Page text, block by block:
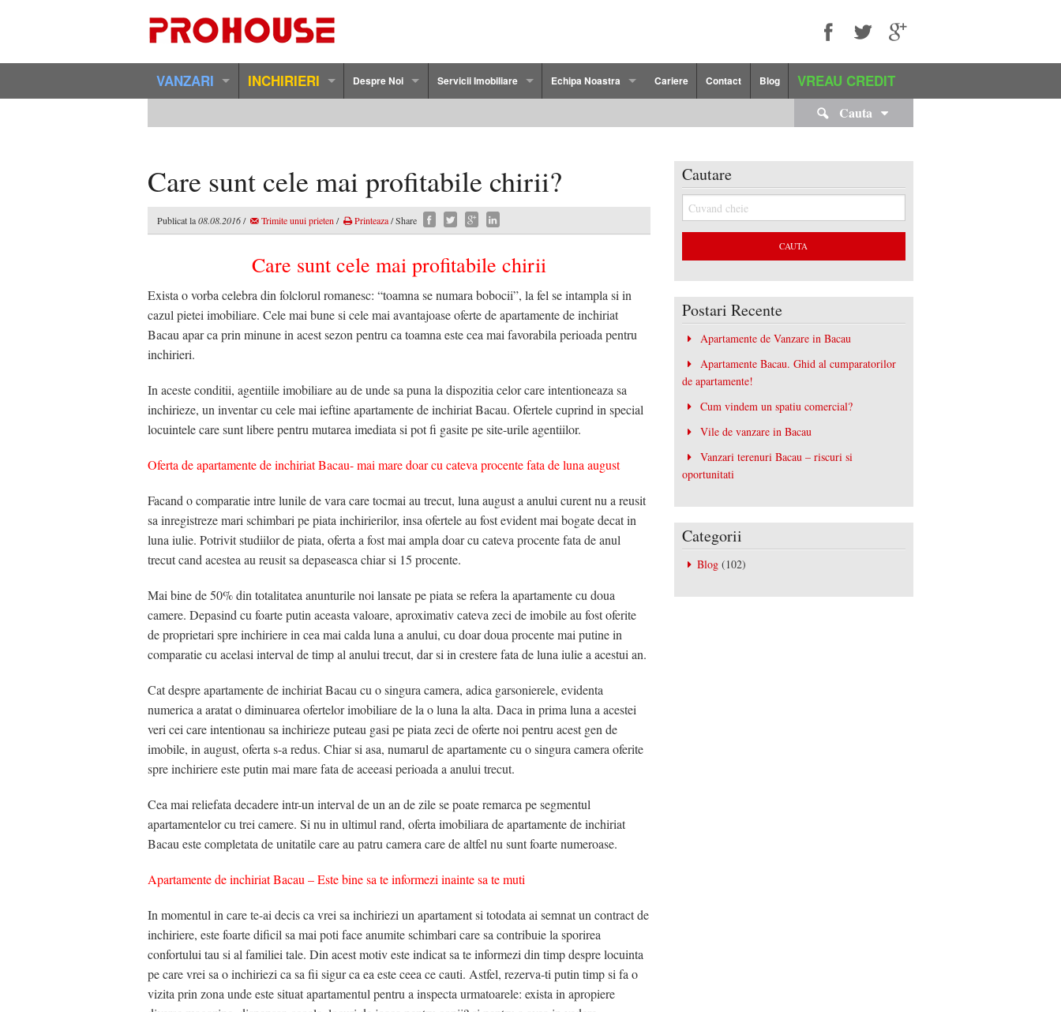
VANZARI
Vanzari Apartamente 2 Camere Bacau
Vanzari Apartamente 3 Camere Bacau
Vanzari Apartamente 4 Camere Bacau
Vanzari Apartamente Duplex Bacau
Vanzari Apartamente Speciale Bacau
Vanzari Spatii Birouri Bacau
Vanzari Spatii Comerciale Bacau
Vanzari Hale / Depozite / Spatii Industriale Bacau
Vanzari Terenuri Agricole Bacau
Vanzari Terenuri Constructii Bacau
INCHIRIERI
Inchirieri Apartamente 2 Camere Bacau
Inchirieri Apartamente 3 Camere Bacau
Inchirieri Apartamente 4 Camere Bacau
Inchirieri Apartamente Duplex Bacau
Inchirieri Case / Vile Bacau
Inchirieri Spatii Comerciale Bacau
Inchirieri Hale / Depozite / Spatii Industriale Bacau
Inchirieri Terenuri Constructii Bacau
Despre Noi Servicii Imobiliare
Dezvoltatorilor Imobiliari
Echipa Noastra
Marian Duta
Cristian Protopopescu
Cariere Contact Blog VREAU CREDIT
Cauta
Care sunt cele mai profitabile chirii?
Publicat la08.08.2016/ Trimite unui prieten / Printeaza / Share
Care sunt cele mai profitabile chirii
Exista o vorba celebra din folclorul romanesc: “toamna se numara bobocii”, la fel se intampla si in
cazul pietei imobiliare. Cele mai bune si cele mai avantajoase oferte de apartamente de inchiriat
Bacau apar ca prin minune in acest sezon pentru ca toamna este cea mai favorabila perioada pentru
inchirieri.
In aceste conditii, agentiile imobiliare au de unde sa puna la dispozitia celor care intentioneaza sa
inchirieze, un inventar cu cele mai ieftine apartamente de inchiriat Bacau. Ofertele cuprind in special
locuintele care sunt libere pentru mutarea imediata si pot fi gasite pe site-urile agentiilor.
Oferta de apartamente de inchiriat Bacau- mai mare doar cu cateva procente fata de luna august
Facand o comparatie intre lunile de vara care tocmai au trecut, luna august a anului curent nu a reusit
sa inregistreze mari schimbari pe piata inchirierilor, insa ofertele au fost evident mai bogate decat in
luna iulie. Potrivit studiilor de piata, oferta a fost mai ampla doar cu cateva procente fata de anul
trecut cand acestea au reusit sa depaseasca chiar si 15 procente.
Mai bine de 50% din totalitatea anunturile noi lansate pe piata se refera la apartamente cu doua
camere. Depasind cu foarte putin aceasta valoare, aproximativ cateva zeci de imobile au fost oferite
de proprietari spre inchiriere in cea mai calda luna a anului, cu doar doua procente mai putine in
comparatie cu acelasi interval de timp al anului trecut, dar si in crestere fata de luna iulie a acestui an.
Cat despre apartamente de inchiriat Bacau cu o singura camera, adica garsonierele, evidenta
numerica a aratat o diminuarea ofertelor imobiliare de la o luna la alta. Daca in prima luna a acestei
veri cei care intentionau sa inchirieze puteau gasi pe piata zeci de oferte noi pentru acest gen de
imobile, in august, oferta s-a redus. Chiar si asa, numarul de apartamente cu o singura camera oferite
spre inchiriere este putin mai mare fata de aceeasi perioada a anului trecut.
Cea mai reliefata decadere intr-un interval de un an de zile se poate remarca pe segmentul
apartamentelor cu trei camere. Si nu in ultimul rand, oferta imobiliara de apartamente de inchiriat
Bacau este completata de unitatile care au patru camera care de altfel nu sunt foarte numeroase.
Apartamente de inchiriat Bacau – Este bine sa te informezi inainte sa te muti
In momentul in care te-ai decis ca vrei sa inchiriezi un apartament si totodata ai semnat un contract de
inchiriere, este foarte dificil sa mai poti face anumite schimbari care sa contribuie la sporirea
confortului tau si al familiei tale. Din acest motiv este indicat sa te informezi din timp despre locuinta
pe care vrei sa o inchiriezi ca sa fii sigur ca ea este ceea ce cauti. Astfel, rezerva-ti putin timp si fa o
vizita prin zona unde este situat apartamentul pentru a inspecta urmatoarele: exista in apropiere
Cautare
Postari Recente
Apartamente de Vanzare in Bacau
Apartamente Bacau. Ghid al cumparatorilor
de apartamente!
Cum vindem un spatiu comercial?
Vile de vanzare in Bacau
Vanzari terenuri Bacau – riscuri si
oportunitati
Categorii
Blog (102)